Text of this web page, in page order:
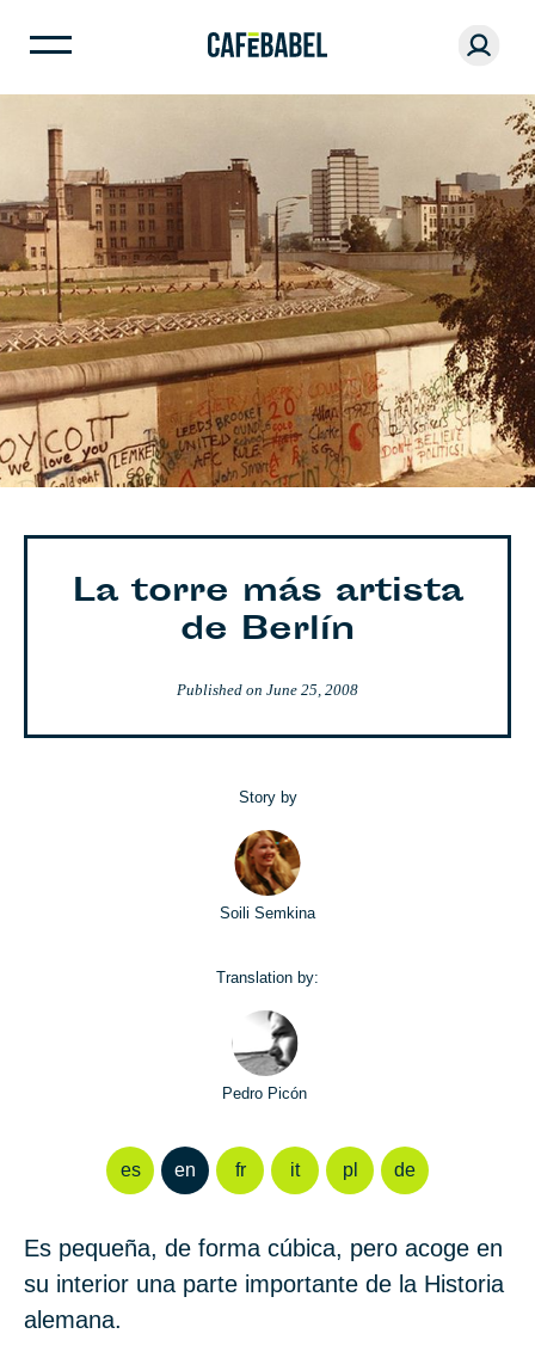
La torre más artista
de Berlín
Published on June 25, 2008
Story by
Soili Semkina
Translation by:
Pedro Picón
es en fr it pl de
Es pequeña, de forma cúbica, pero acoge en
su interior una parte importante de la Historia
alemana.